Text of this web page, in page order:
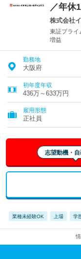
／年休
株式会社
東証プラ
増益
勤務地
大阪府
初年度年収
436万～633万円
雇用形態
正社員
志望動機・
業種未経験OK 上場 学